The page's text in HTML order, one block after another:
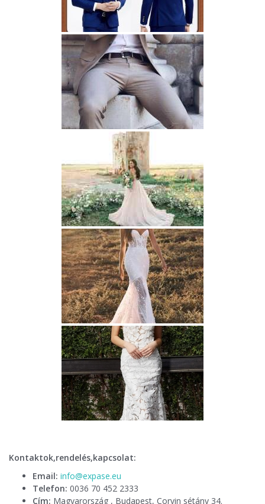
Kontaktok,rendelés,kapcsolat:
Email: info@expase.eu
Telefon: 0036 70 452 2333
Cím: Magyarország , Budapest, Corvin sétány 34.